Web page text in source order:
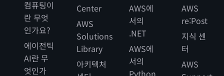
컴퓨팅이
란 무엇
인가요?
에이전틱
AI란 무
엇인가
Center
AWS
Solutions
Library
아키텍처
AWS에
서의
.NET
AWS에
서의
AWS
re:Post
지식 센
터
AWS